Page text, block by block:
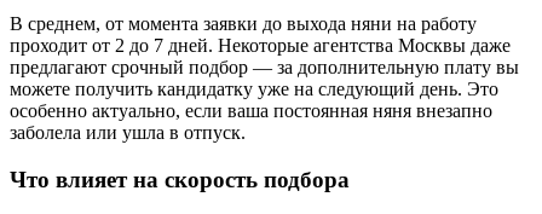
В среднем, от момента заявки до выхода няни на работу
проходит от 2 до 7 дней. Некоторые агентства Москвы даже
предлагают срочный подбор — за дополнительную плату вы
можете получить кандидатку уже на следующий день. Это
особенно актуально, если ваша постоянная няня внезапно
заболела или ушла в отпуск.
Что влияет на скорость подбора